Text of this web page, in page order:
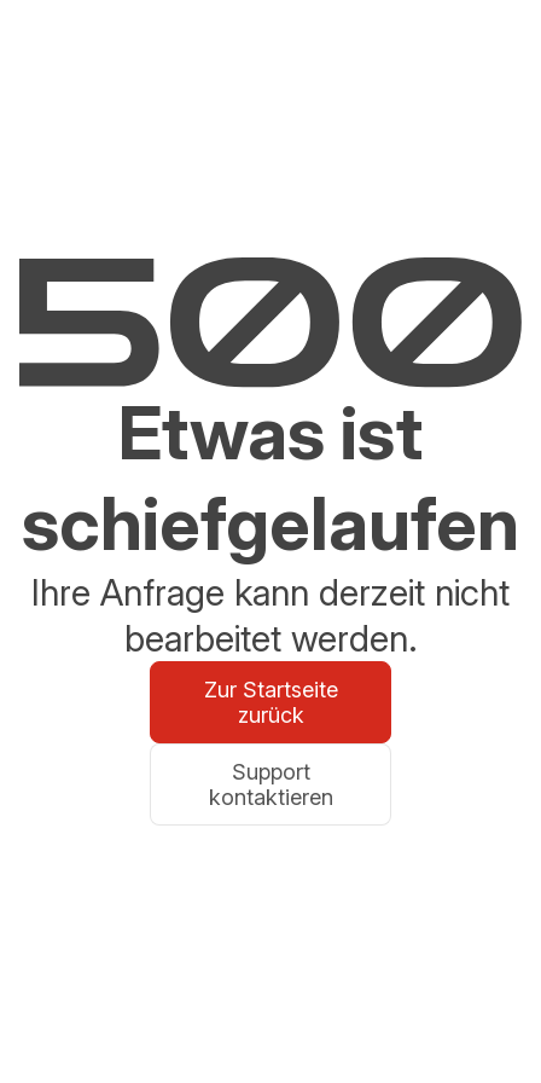
Etwas ist
schiefgelaufen
Ihre Anfrage kann derzeit nicht
bearbeitet werden.
Zur Startseite
zurück
Support
kontaktieren